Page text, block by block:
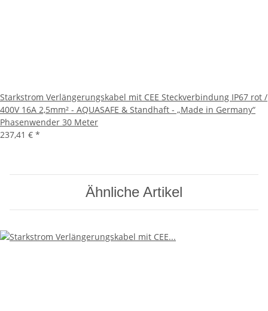
Starkstrom Verlängerungskabel mit CEE Steckverbindung IP67 rot /
400V 16A 2,5mm² - AQUASAFE & Standhaft - „Made in Germany“
Phasenwender 30 Meter
237,41 € *
Ähnliche Artikel